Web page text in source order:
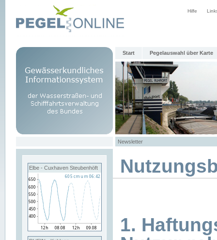
Hilfe
Start Pegelauswahl über Karte
Newsletter
Elbe - Cuxhaven Steubenhöft
1.